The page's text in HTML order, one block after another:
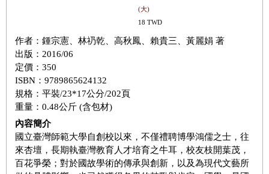
(大)
18 TWD
作者：鍾宗憲、林礽乾、高秋鳳、賴貴三、黃麗娟 著
出版：2016/06
定價：350
ISBN：9789865624132
規格：平裝/23*17公分/202頁
重量：0.48公斤 (含包材)
內容簡介
國立臺灣師範大學自創校以來，不僅禮聘博學鴻儒之士，往
來杏壇，長期執臺灣教育人才培育之牛耳，校友枝開葉茂，
百花爭榮；對於國故學術的傳承與創新，以及為現代文藝所